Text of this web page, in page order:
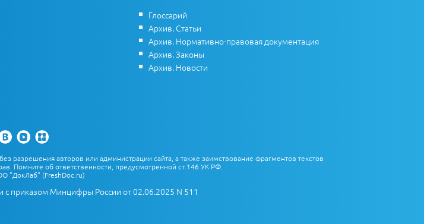
Глоссарий
Архив. Статьи
Архив. Нормативно-правовая документация
Архив. Законы
Архив. Новости
разрешения авторов или администрации сайта, а также заимствование фрагментов текстов
Помните об ответственности, предусмотренной ст.146 УК РФ.
"ДокЛаб" (FreshDoc.ru)
с приказом Минцифры России от 02.06.2025 N 511